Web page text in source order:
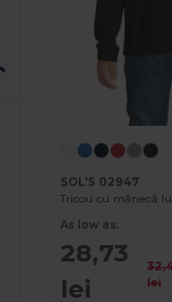
SOL'S 02947
As low as:
28,73
lei
lei